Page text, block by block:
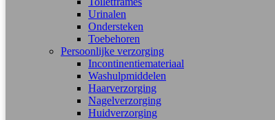
Urinalen
Ondersteken
Toebehoren
Persoonlijke verzorging
Incontinentiemateriaal
Washulpmiddelen
Haarverzorging
Nagelverzorging
Huidverzorging